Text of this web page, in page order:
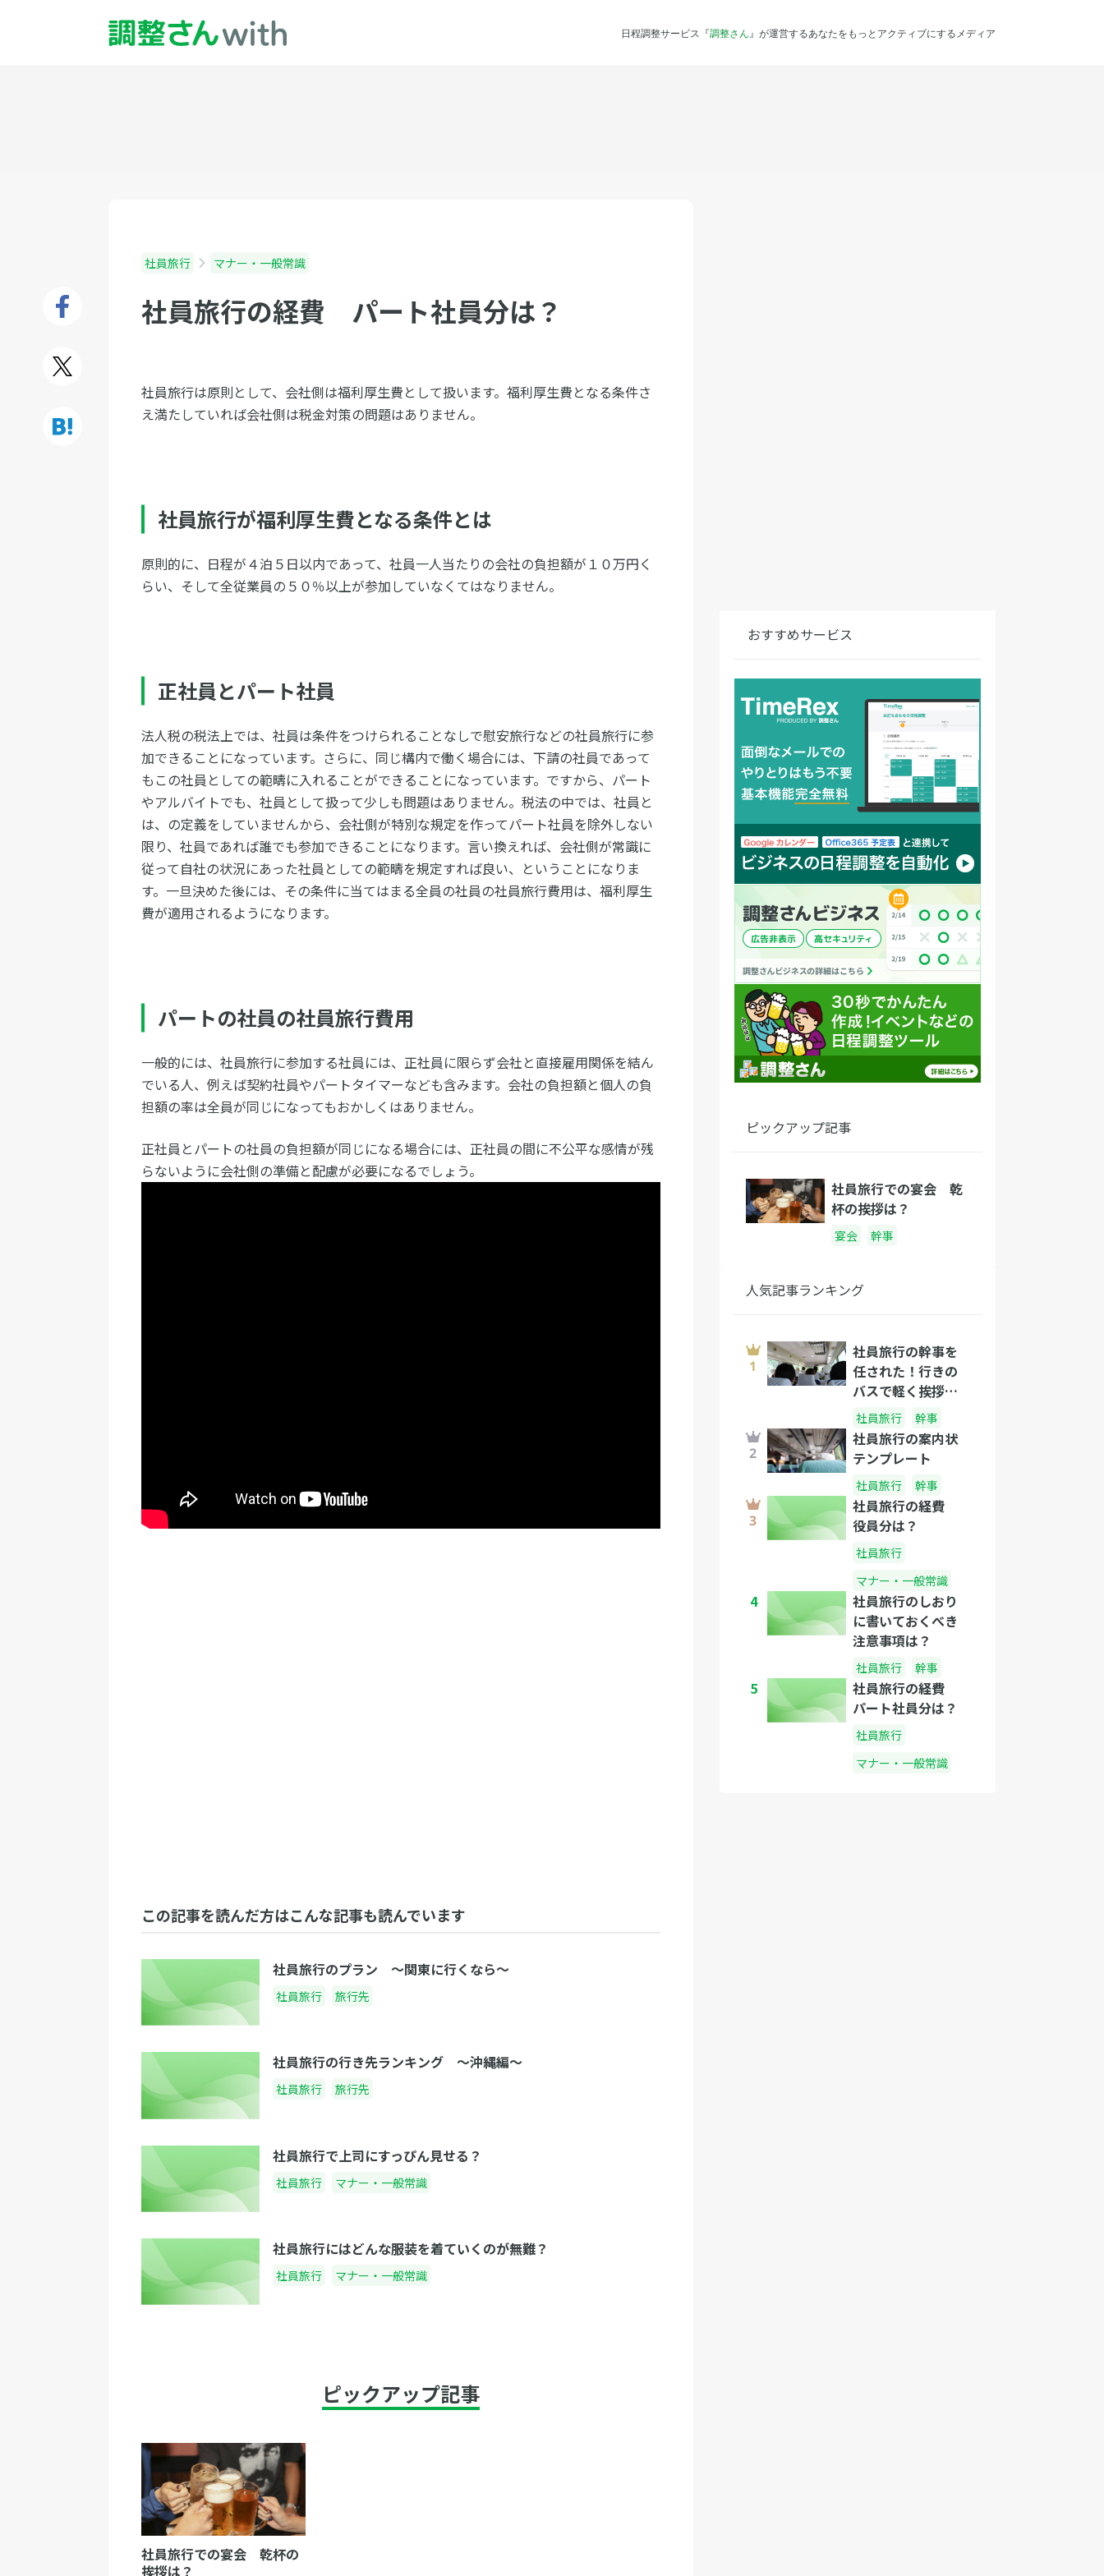
日程調整サービス『調整さん 』が運営するあなたをもっとアクティブにするメディア
社員旅行 マナー・一般常識
社員旅行の経費 パート社員分は？
社員旅行は原則として、会社側は福利厚生費として扱います。福利厚生費となる条件さ
え満たしていれば会社側は税金対策の問題はありません。
社員旅行が福利厚生費となる条件とは
原則的に、日程が４泊５日以内であって、社員一人当たりの会社の負担額が１０万円く
らい、そして全従業員の５０％以上が参加していなくてはなりません。
正社員とパート社員
法人税の税法上では、社員は条件をつけられることなしで慰安旅行などの社員旅行に参
加できることになっています。さらに、同じ構内で働く場合には、下請の社員であって
もこの社員としての範疇に入れることができることになっています。ですから、パート
やアルバイトでも、社員として扱って少しも問題はありません。税法の中では、社員と
は、の定義をしていませんから、会社側が特別な規定を作ってパート社員を除外しない
限り、社員であれば誰でも参加できることになります。言い換えれば、会社側が常識に
従って自社の状況にあった社員としての範疇を規定すれば良い、ということになりま
す。一旦決めた後には、その条件に当てはまる全員の社員の社員旅行費用は、福利厚生
費が適用されるようになります。
パートの社員の社員旅行費用
一般的には、社員旅行に参加する社員には、正社員に限らず会社と直接雇用関係を結ん
でいる人、例えば契約社員やパートタイマーなども含みます。会社の負担額と個人の負
担額の率は全員が同じになってもおかしくはありません。
正社員とパートの社員の負担額が同じになる場合には、正社員の間に不公平な感情が残
らないように会社側の準備と配慮が必要になるでしょう。
この記事を読んだ方はこんな記事も読んでいます
社員旅行のプラン 〜関東に行くなら〜
社員旅行 旅行先
社員旅行の行き先ランキング 〜沖縄編〜
社員旅行 旅行先
社員旅行で上司にすっぴん見せる？
社員旅行 マナー・一般常識
社員旅行にはどんな服装を着ていくのが無難？
社員旅行 マナー・一般常識
ピックアップ記事
社員旅行での宴会 乾杯の
挨拶は？
おすすめサービス
ピックアップ記事
社員旅行での宴会 乾
杯の挨拶は？
宴会 幹事
人気記事ランキング
社員旅行の幹事を
任された！行きの
バスで軽く挨拶し
よう！
社員旅行 幹事
社員旅行の案内状
テンプレート
社員旅行 幹事
社員旅行の経費
役員分は？
社員旅行
マナー・一般常識
4
社員旅行のしおり
に書いておくべき
注意事項は？
社員旅行 幹事
5
社員旅行の経費
パート社員分は？
社員旅行
マナー・一般常識